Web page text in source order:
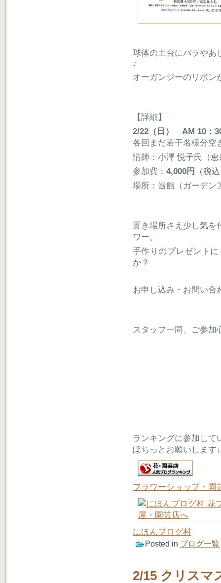
球体の土台にバラやあ
♪
オーガンジーのリボン
【詳細】
2/22（日） AM 10：
各回まだ若干名様分空
講師：小澤 悦子氏（
参加費： 4,000円
（税
場所：当館（ガーデン
置き場所さえ少し気を
ワー。
手作りのプレゼント
か？
お申し込み・お問い合
スタッフ一同、ご参加
ランキングに参加して
ぽちっとお願いします↓
フラワーショップ・園
にほんブログ村
Posted in ブログ一覧
2/15 クリス